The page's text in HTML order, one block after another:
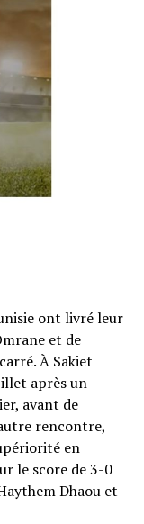
ont livré leur
et de
À Sakiet
après un
avant de
rencontre,
en
le score de 3-0
Dhaou et